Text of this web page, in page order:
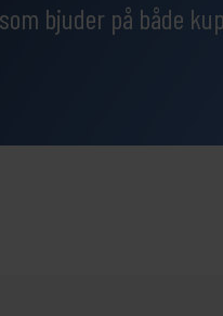
bjuder på både